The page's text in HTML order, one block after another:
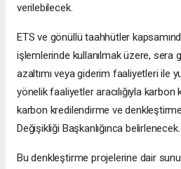
verilebilecek.
ETS ve gönüllü taahhütler
işlemlerinde kullanılmak üzere, sera
azaltımı veya giderim faaliyetleri ile
yönelik faaliyetler aracılığıyla
karbon kredilendirme ve
Değişikliği Başkanlığınca belirlenecek.
Bu denkleştirme projelerine dair